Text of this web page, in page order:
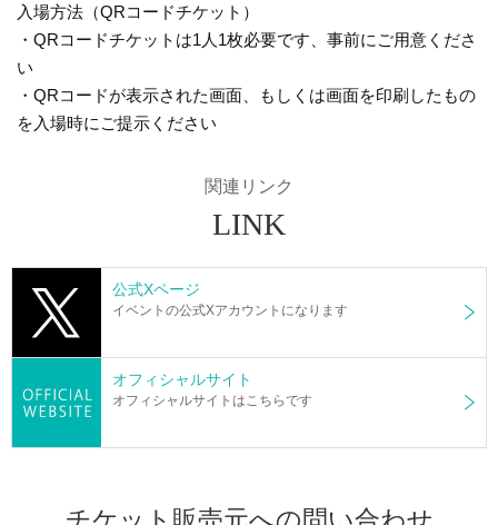
入場方法（QRコードチケット）
・QRコードチケットは1人1枚必要です、事前にご用意くださ
い
・QRコードが表示された画面、もしくは画面を印刷したもの
を入場時にご提示ください
関連リンク
LINK
公式Xページ
イベントの公式Xアカウントになります
オフィシャルサイト
オフィシャルサイトはこちらです
チケット販売元への問い合わせ